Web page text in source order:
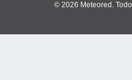
© 2026 Meteored.